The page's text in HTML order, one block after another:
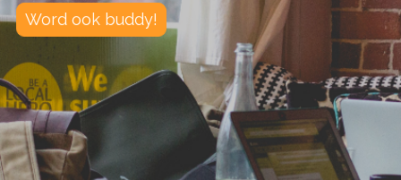
Word ook buddy!